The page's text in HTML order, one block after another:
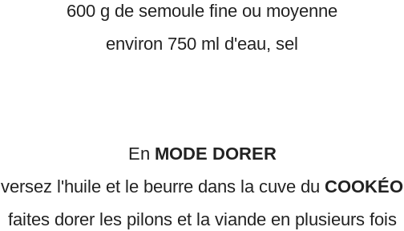
600 g de semoule fine ou moyenne
environ 750 ml d'eau, sel
En MODE DORER
versez l'huile et le beurre dans la cuve du COOKÉO
faites dorer les pilons et la viande en plusieurs fois